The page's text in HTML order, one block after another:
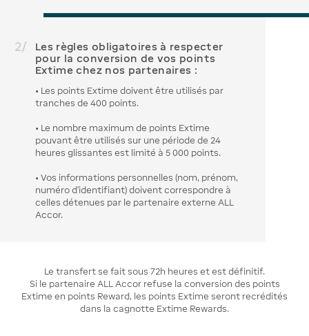
2/
Les règles obligatoires à respecter
pour la conversion de vos points
Extime chez nos partenaires :
• Les points Extime doivent être utilisés par
tranches de 400 points.
• Le nombre maximum de points Extime
pouvant être utilisés sur une période de 24
heures glissantes est limité à 5 000 points.
• Vos informations personnelles (nom, prénom,
numéro d'identifiant) doivent correspondre à
celles détenues par le partenaire externe ALL
Accor.
Le transfert se fait sous 72h heures et est définitif.
Si le partenaire ALL Accor refuse la conversion des points
Extime en points Reward, les points Extime seront recrédités
dans la cagnotte Extime Rewards.